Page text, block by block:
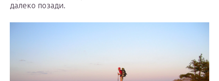
далеко позади.